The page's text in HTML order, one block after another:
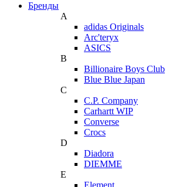
Бренды
A
adidas Originals
Arc'teryx
ASICS
B
Billionaire Boys Club
Blue Blue Japan
C
C.P. Company
Carhartt WIP
Converse
Crocs
D
Diadora
DIEMME
E
Element